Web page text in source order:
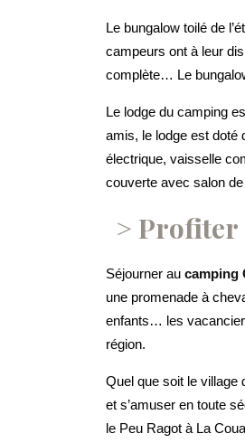
Le bungalow toilé de
campeurs ont à leur
complète… Le
Le lodge du camping
amis, le lodge est doté
électrique, vaisselle
couverte avec salon de
Profiter
Séjourner au camping
une promenade à
enfants… les
région.
Quel que soit le village
et s’amuser en toute
le Peu Ragot à La